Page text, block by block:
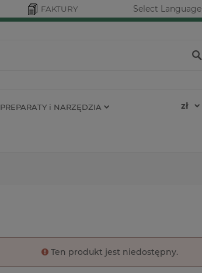
FAKTURY Select Language
PREPARATY i NARZĘDZIA
Ten produkt jest niedostępny.